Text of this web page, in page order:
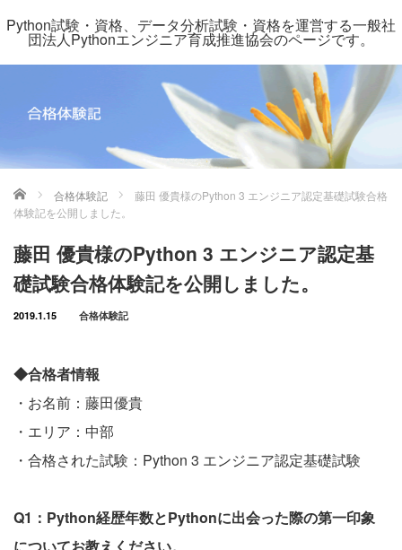
Python試験・資格、データ分析試験・資格を運営する一般社
団法人Pythonエンジニア育成推進協会のページです。
ホーム 合格体験記
藤田 優貴様のPython 3 エンジニア認定基礎試験合格
体験記を公開しました。
藤田 優貴様のPython 3 エンジニア認定基
礎試験合格体験記を公開しました。
2019.1.15 合格体験記
◆合格者情報
・お名前：藤田優貴
・エリア：中部
・合格された試験：Python 3 エンジニア認定基礎試験
Q1：Python経歴年数とPythonに出会った際の第一印象
についてお教えください。